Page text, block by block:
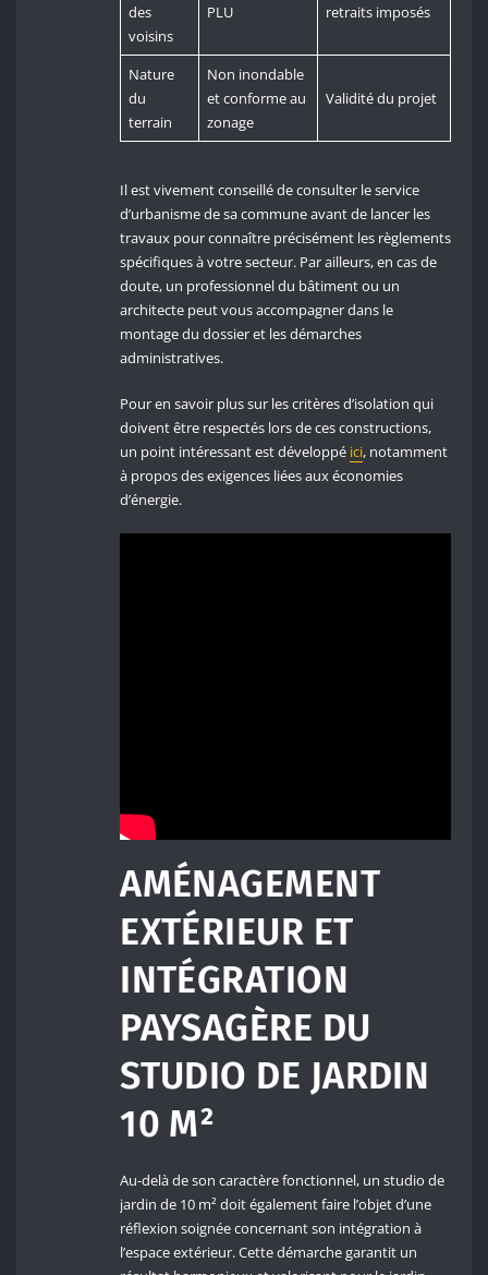
des
voisins
PLU
retraits imposés
Nature
du
terrain
Non inondable
et conforme au
zonage
Validité du projet
Il est vivement conseillé de consulter le service
d’urbanisme de sa commune avant de lancer les
travaux pour connaître précisément les règlements
spécifiques à votre secteur. Par ailleurs, en cas de
doute, un professionnel du bâtiment ou un
architecte peut vous accompagner dans le
montage du dossier et les démarches
administratives.
Pour en savoir plus sur les critères d’isolation qui
doivent être respectés lors de ces constructions,
un point intéressant est développé ici, notamment
à propos des exigences liées aux économies
d’énergie.
AMÉNAGEMENT
EXTÉRIEUR ET
INTÉGRATION
PAYSAGÈRE DU
STUDIO DE JARDIN
10 M²
Au-delà de son caractère fonctionnel, un studio de
jardin de 10 m² doit également faire l’objet d’une
réflexion soignée concernant son intégration à
l’espace extérieur. Cette démarche garantit un